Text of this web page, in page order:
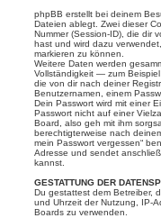
phpBB erstellt bei deinem
Dateien ablegt. Zwei dieser
Nummer (Session-ID), die dir
hast und wird dazu
markieren zu können.
Weitere Daten werden
Vollständigkeit — zum
die von dir nach deiner
Benutzernamen, einem
Dein Passwort wird mit einer
Passwort nicht auf einer
Board, also geh mit ihm
berechtigterweise nach
mein Passwort vergessen“
Adresse und sendet
kannst.
GESTATTUNG DER
Du gestattest dem Betreiber,
und Uhrzeit der Nutzung, IP-
Boards zu verwenden.